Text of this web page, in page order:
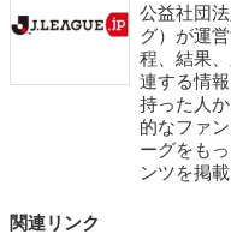
公益社団
グ）が運
程、結果
連する情
持った人
的なファ
ーグをも
ンツを掲
関連リンク